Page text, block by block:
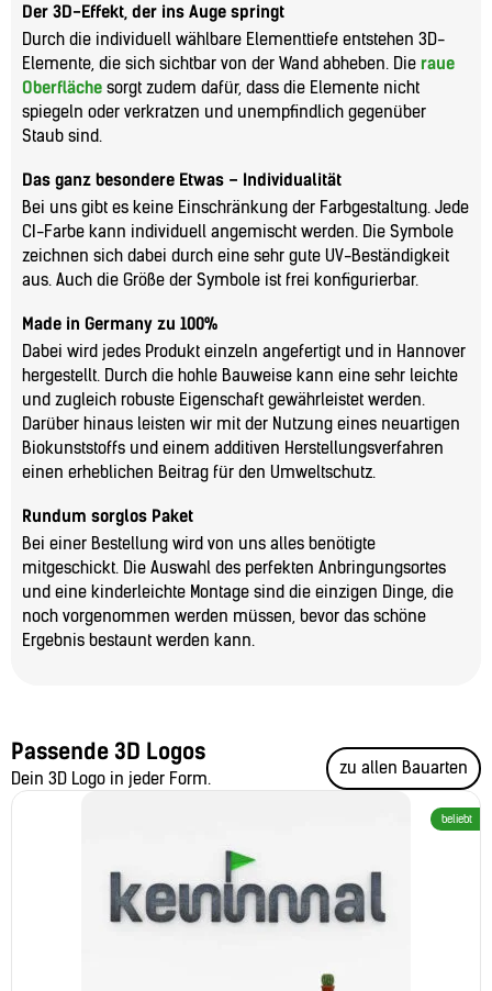
Der 3D-Effekt, der ins Auge springt
Durch die individuell wählbare Elementtiefe entstehen 3D-
Elemente, die sich sichtbar von der Wand abheben. Die raue
Oberfläche sorgt zudem dafür, dass die Elemente nicht
spiegeln oder verkratzen und unempfindlich gegenüber
Staub sind.
Das ganz besondere Etwas – Individualität
Bei uns gibt es keine Einschränkung der Farbgestaltung. Jede
CI-Farbe kann individuell angemischt werden. Die Symbole
zeichnen sich dabei durch eine sehr gute UV-Beständigkeit
aus. Auch die Größe der Symbole ist frei konfigurierbar.
Made in Germany zu 100%
Dabei wird jedes Produkt einzeln angefertigt und in Hannover
hergestellt. Durch die hohle Bauweise kann eine sehr leichte
und zugleich robuste Eigenschaft gewährleistet werden.
Darüber hinaus leisten wir mit der Nutzung eines neuartigen
Biokunststoffs und einem additiven Herstellungsverfahren
einen erheblichen Beitrag für den Umweltschutz.
Rundum sorglos Paket
Bei einer Bestellung wird von uns alles benötigte
mitgeschickt. Die Auswahl des perfekten Anbringungsortes
und eine kinderleichte Montage sind die einzigen Dinge, die
noch vorgenommen werden müssen, bevor das schöne
Ergebnis bestaunt werden kann.
Passende 3D Logos
Dein 3D Logo in jeder Form.
zu allen Bauarten
beliebt